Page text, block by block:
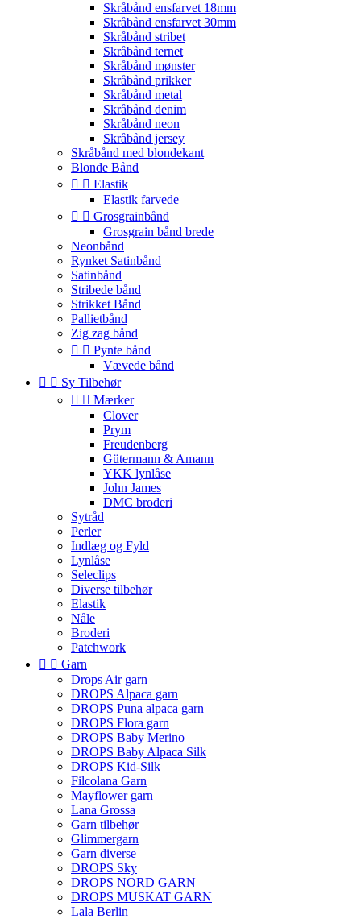
Skråbånd ensfarvet 18mm
Skråbånd ensfarvet 30mm
Skråbånd stribet
Skråbånd ternet
Skråbånd mønster
Skråbånd prikker
Skråbånd metal
Skråbånd denim
Skråbånd neon
Skråbånd jersey
Skråbånd med blondekant
Blonde Bånd
  Elastik
Elastik farvede
  Grosgrainbånd
Grosgrain bånd brede
Neonbånd
Rynket Satinbånd
Satinbånd
Stribede bånd
Strikket Bånd
Pallietbånd
Zig zag bånd
  Pynte bånd
Vævede bånd
  Sy Tilbehør
  Mærker
Clover
Prym
Freudenberg
Gütermann & Amann
YKK lynlåse
John James
DMC broderi
Sytråd
Perler
Indlæg og Fyld
Lynlåse
Seleclips
Diverse tilbehør
Elastik
Nåle
Broderi
Patchwork
  Garn
Drops Air garn
DROPS Alpaca garn
DROPS Puna alpaca garn
DROPS Flora garn
DROPS Baby Merino
DROPS Baby Alpaca Silk
DROPS Kid-Silk
Filcolana Garn
Mayflower garn
Lana Grossa
Garn tilbehør
Glimmergarn
Garn diverse
DROPS Sky
DROPS NORD GARN
DROPS MUSKAT GARN
Lala Berlin